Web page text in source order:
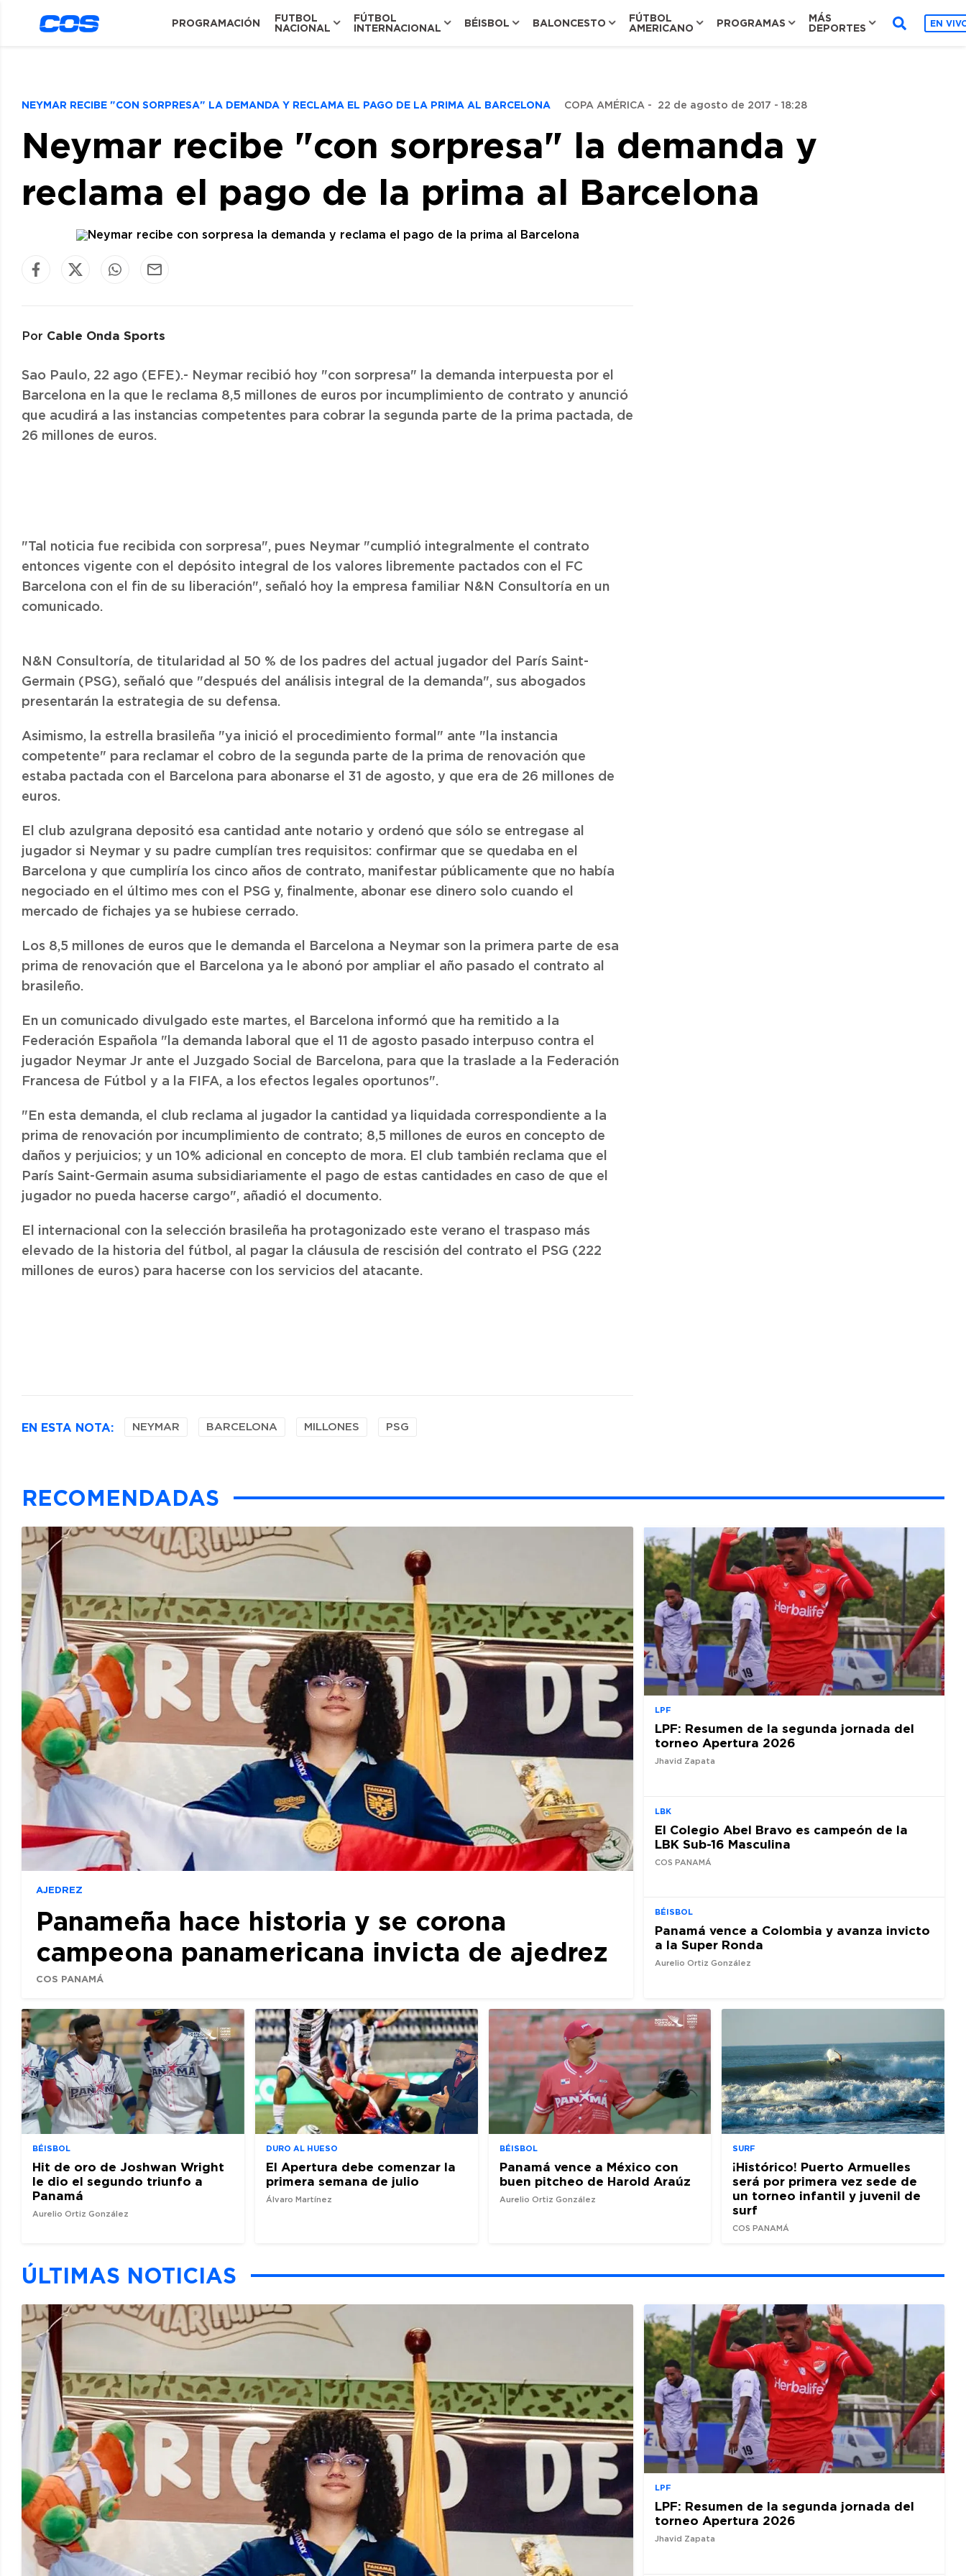
PROGRAMACIÓN
FUTBOL
NACIONAL
FÚTBOL
INTERNACIONAL
BÉISBOL BALONCESTO
FÚTBOL
AMERICANO
PROGRAMAS
MÁS
DEPORTES
EN
NEYMAR RECIBE "CON SORPRESA" LA DEMANDA Y RECLAMA EL PAGO DE LA PRIMA AL BARCELONA COPA AMÉRICA - 22 de agosto de 2017 - 18:28
Neymar recibe "con sorpresa" la demanda y
reclama el pago de la prima al Barcelona
Por Cable Onda Sports
Sao Paulo, 22 ago (EFE).- Neymar recibió hoy "con sorpresa" la demanda interpuesta por el
Barcelona en la que le reclama 8,5 millones de euros por incumplimiento de contrato y anunció
que acudirá a las instancias competentes para cobrar la segunda parte de la prima pactada, de
26 millones de euros.
"Tal noticia fue recibida con sorpresa", pues Neymar "cumplió integralmente el contrato
entonces vigente con el depósito integral de los valores libremente pactados con el FC
Barcelona con el fin de su liberación", señaló hoy la empresa familiar N&N Consultoría en un
comunicado.
N&N Consultoría, de titularidad al 50 % de los padres del actual jugador del París Saint-
Germain (PSG), señaló que "después del análisis integral de la demanda", sus abogados
presentarán la estrategia de su defensa.
Asimismo, la estrella brasileña "ya inició el procedimiento formal" ante "la instancia
competente" para reclamar el cobro de la segunda parte de la prima de renovación que
estaba pactada con el Barcelona para abonarse el 31 de agosto, y que era de 26 millones de
euros.
El club azulgrana depositó esa cantidad ante notario y ordenó que sólo se entregase al
jugador si Neymar y su padre cumplían tres requisitos: confirmar que se quedaba en el
Barcelona y que cumpliría los cinco años de contrato, manifestar públicamente que no había
negociado en el último mes con el PSG y, finalmente, abonar ese dinero solo cuando el
mercado de fichajes ya se hubiese cerrado.
Los 8,5 millones de euros que le demanda el Barcelona a Neymar son la primera parte de esa
prima de renovación que el Barcelona ya le abonó por ampliar el año pasado el contrato al
brasileño.
En un comunicado divulgado este martes, el Barcelona informó que ha remitido a la
Federación Española "la demanda laboral que el 11 de agosto pasado interpuso contra el
jugador Neymar Jr ante el Juzgado Social de Barcelona, para que la traslade a la Federación
Francesa de Fútbol y a la FIFA, a los efectos legales oportunos".
"En esta demanda, el club reclama al jugador la cantidad ya liquidada correspondiente a la
prima de renovación por incumplimiento de contrato; 8,5 millones de euros en concepto de
daños y perjuicios; y un 10% adicional en concepto de mora. El club también reclama que el
París Saint-Germain asuma subsidiariamente el pago de estas cantidades en caso de que el
jugador no pueda hacerse cargo", añadió el documento.
El internacional con la selección brasileña ha protagonizado este verano el traspaso más
elevado de la historia del fútbol, al pagar la cláusula de rescisión del contrato el PSG (222
millones de euros) para hacerse con los servicios del atacante.
EN ESTA NOTA: NEYMAR BARCELONA MILLONES PSG
RECOMENDADAS
AJEDREZ
Panameña hace historia y se corona
campeona panamericana invicta de ajedrez
COS PANAMÁ
LPF
LPF: Resumen de la segunda jornada del
torneo Apertura 2026
Jhavid Zapata
LBK
El Colegio Abel Bravo es campeón de la
LBK Sub-16 Masculina
COS PANAMÁ
BÉISBOL
Panamá vence a Colombia y avanza invicto
a la Super Ronda
Aurelio Ortiz González
BÉISBOL
Hit de oro de Joshwan Wright
le dio el segundo triunfo a
Panamá
Aurelio Ortiz González
DURO AL HUESO
El Apertura debe comenzar la
primera semana de julio
Álvaro Martínez
BÉISBOL
Panamá vence a México con
buen pitcheo de Harold Araúz
Aurelio Ortiz González
SURF
¡Histórico! Puerto Armuelles
será por primera vez sede de
un torneo infantil y juvenil de
surf
COS PANAMÁ
ÚLTIMAS NOTICIAS
LPF
LPF: Resumen de la segunda jornada del
torneo Apertura 2026
Jhavid Zapata